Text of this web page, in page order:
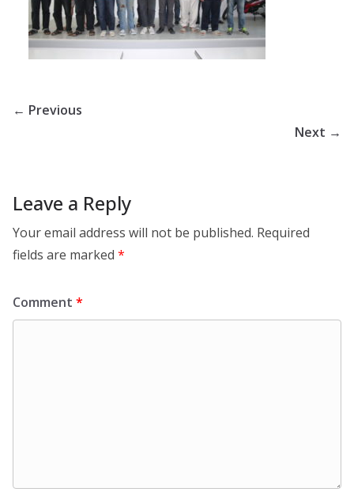
← Previous
Next →
Leave a Reply
Your email address will not be published. Required
fields are marked *
Comment *